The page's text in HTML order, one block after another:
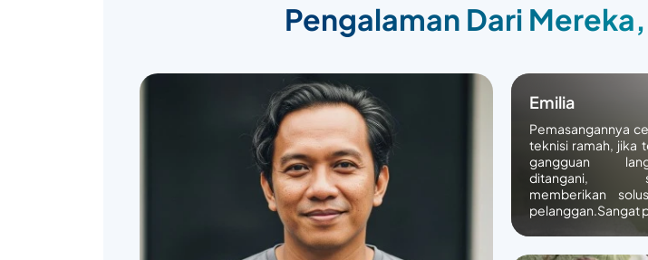
Pengalaman Dari
Emilia
Pemasangannya
teknisi ramah, jika
gangguan
ditangani,
memberikan
pelanggan.Sangat